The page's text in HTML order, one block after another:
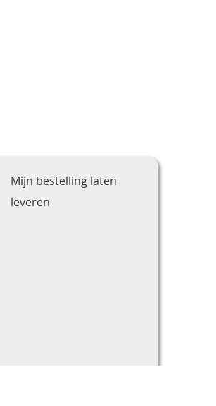
Mijn bestelling laten
leveren